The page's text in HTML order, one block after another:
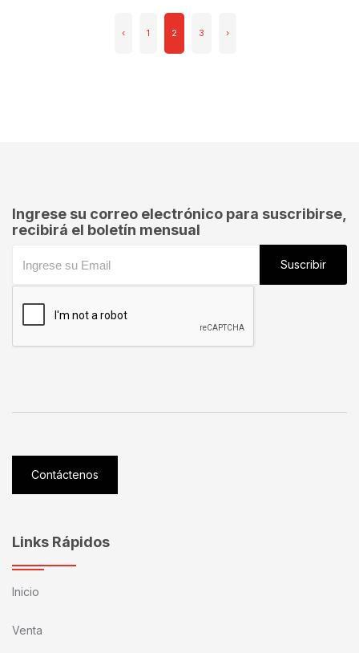
‹ 1 2 3 ›
Ingrese su correo electrónico para suscribirse,
recibirá el boletín mensual
Suscribir
Contáctenos
Links Rápidos
Inicio
Venta